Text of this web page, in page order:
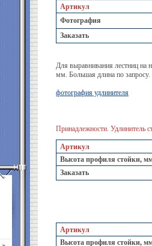
Артикул
Фотография
Заказать
Для выравнивания лестниц на
мм. Большая длина по запросу.
фотография удлинителя
Принадлежности. Удлинитель
Артикул
Высота профиля стойки,
Заказать
Артикул
Высота профиля стойки,